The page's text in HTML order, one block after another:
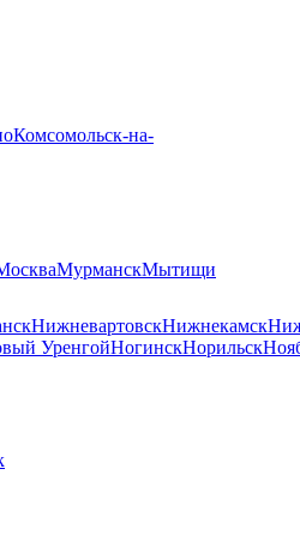
Комсомольск-на-
МурманскМытищи
НижневартовскНижнекамск
УренгойНогинскНорильск